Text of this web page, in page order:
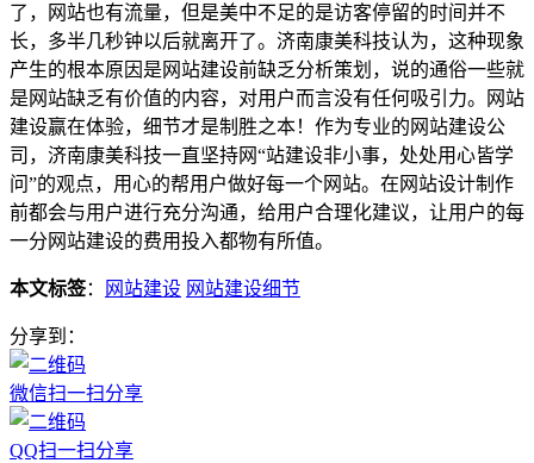
了，网站也有流量，但是美中不足的是访客停留的时间并不
长，多半几秒钟以后就离开了。济南康美科技认为，这种现象
产生的根本原因是网站建设前缺乏分析策划，说的通俗一些就
是网站缺乏有价值的内容，对用户而言没有任何吸引力。网站
建设赢在体验，细节才是制胜之本！作为专业的网站建设公
司，济南康美科技一直坚持网“站建设非小事，处处用心皆学
问”的观点，用心的帮用户做好每一个网站。在网站设计制作
前都会与用户进行充分沟通，给用户合理化建议，让用户的每
一分网站建设的费用投入都物有所值。
本文标签： 网站建设 网站建设细节
分享到：
微信扫一扫分享
QQ扫一扫分享